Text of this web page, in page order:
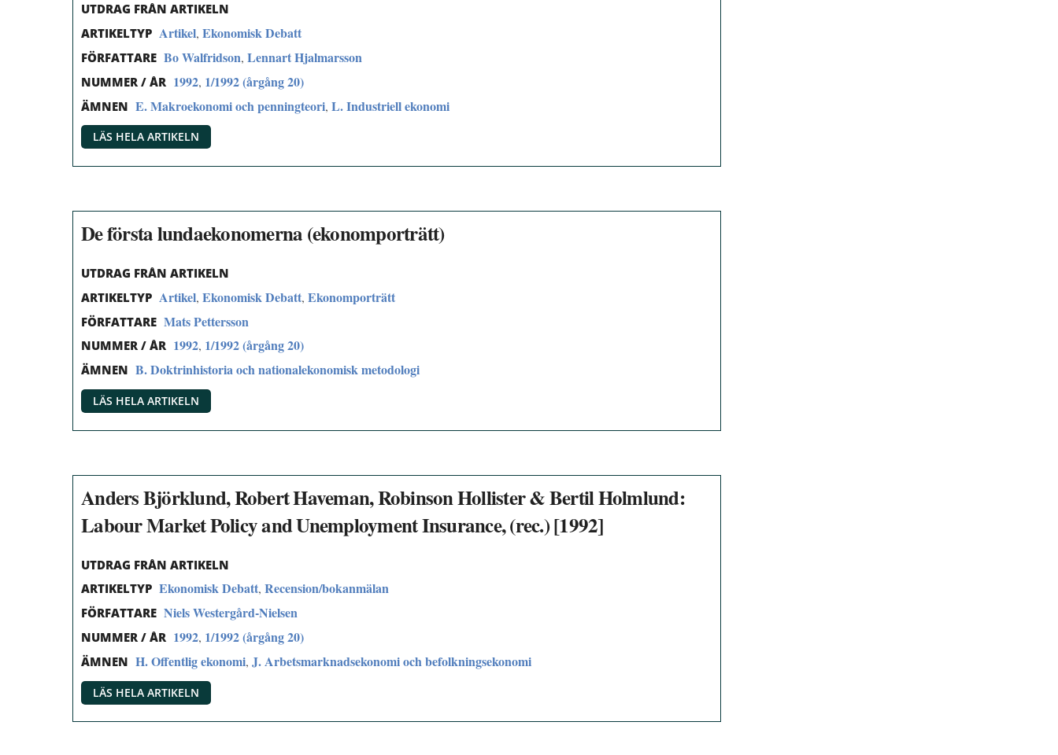
UTDRAG FRÅN ARTIKELN
ARTIKELTYP Artikel, Ekonomisk Debatt
FÖRFATTARE Bo Walfridson, Lennart Hjalmarsson
NUMMER / ÅR 1992, 1/1992 (årgång 20)
ÄMNEN E. Makroekonomi och penningteori, L. Industriell ekonomi
LÄS HELA ARTIKELN
De första lundaekonomerna (ekonomporträtt)
UTDRAG FRÅN ARTIKELN
ARTIKELTYP Artikel, Ekonomisk Debatt, Ekonomporträtt
FÖRFATTARE Mats Pettersson
NUMMER / ÅR 1992, 1/1992 (årgång 20)
ÄMNEN B. Doktrinhistoria och nationalekonomisk metodologi
LÄS HELA ARTIKELN
Anders Björklund, Robert Haveman, Robinson Hollister & Bertil Holmlund:
Labour Market Policy and Unemployment Insurance, (rec.) [1992]
UTDRAG FRÅN ARTIKELN
ARTIKELTYP Ekonomisk Debatt, Recension/bokanmälan
FÖRFATTARE Niels Westergård-Nielsen
NUMMER / ÅR 1992, 1/1992 (årgång 20)
ÄMNEN H. Offentlig ekonomi, J. Arbetsmarknadsekonomi och befolkningsekonomi
LÄS HELA ARTIKELN